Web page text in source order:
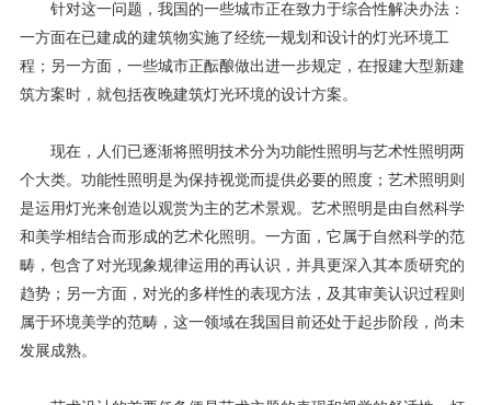
针对这一问题，我国的一些城市正在致力于综合性解决办法：
一方面在已建成的建筑物实施了经统一规划和设计的灯光环境工
程；另一方面，一些城市正酝酿做出进一步规定，在报建大型新建
筑方案时，就包括夜晚建筑灯光环境的设计方案。
现在，人们已逐渐将照明技术分为功能性照明与艺术性照明两
个大类。功能性照明是为保持视觉而提供必要的照度；艺术照明则
是运用灯光来创造以观赏为主的艺术景观。艺术照明是由自然科学
和美学相结合而形成的艺术化照明。一方面，它属于自然科学的范
畴，包含了对光现象规律运用的再认识，并具更深入其本质研究的
趋势；另一方面，对光的多样性的表现方法，及其审美认识过程则
属于环境美学的范畴，这一领域在我国目前还处于起步阶段，尚未
发展成熟。